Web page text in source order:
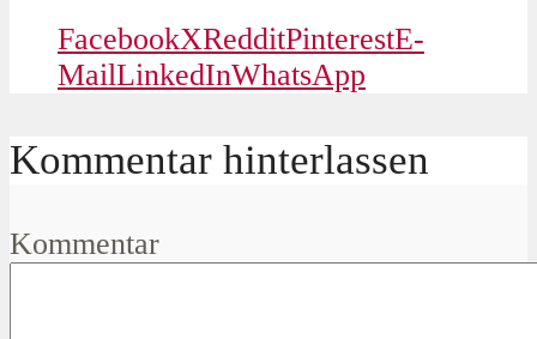
FacebookXRedditPinterestE-
MailLinkedInWhatsApp
Kommentar hinterlassen
Kommentar